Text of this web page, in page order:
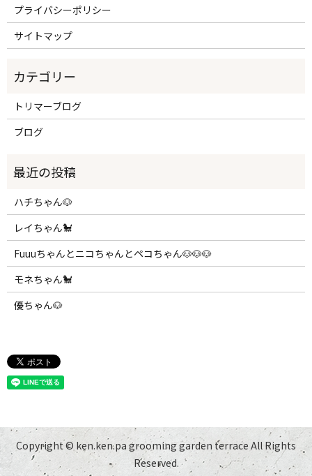
プライバシーポリシー
サイトマップ
トリマーブログ
ブログ
ハチちゃん🐶
レイちゃん🐩
Fuuuちゃんとニコちゃんとペコちゃん🐶🐶🐶
モネちゃん🐩
優ちゃん🐶
Copyright © ken.ken.pa grooming garden terrace All Rights
Reserved.